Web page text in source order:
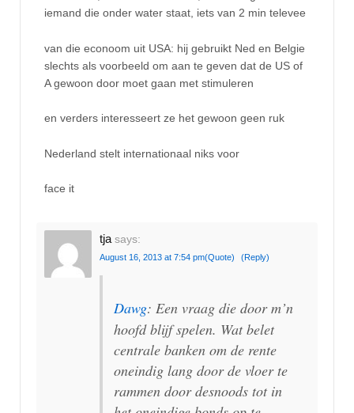
iemand die onder water staat, iets van 2 min televee
van die econoom uit USA: hij gebruikt Ned en Belgie
slechts als voorbeeld om aan te geven dat de US of
A gewoon door moet gaan met stimuleren
en verders interesseert ze het gewoon geen ruk
Nederland stelt internationaal niks voor
face it
tja says:
August 16, 2013 at 7:54 pm(Quote) (Reply)
Dawg: Een vraag die door m’n
hoofd blijf spelen. Wat belet
centrale banken om de rente
oneindig lang door de vloer te
rammen door desnoods tot in